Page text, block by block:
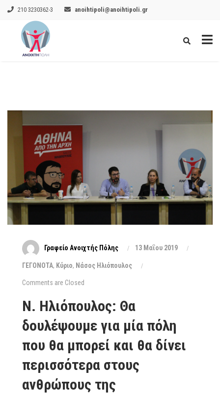
210 3230362-3 anoihtipoli@anoihtipoli.gr
Γραφείο Ανοιχτής Πόλης 13 Μαΐου 2019
ΓΕΓΟΝΟΤΑ, Κύριο, Νάσος Ηλιόπουλος
Comments are Closed
Ν. Ηλιόπουλος: Θα
δουλέψουμε για μία πόλη
που θα μπορεί και θα δίνει
περισσότερα στους
ανθρώπους της